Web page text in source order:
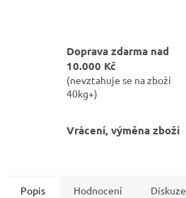
Doprava zdarma nad
10.000 Kč
(nevztahuje se na zboží
40kg+)
Vrácení, výměna zboží
Popis Hodnocení Diskuze